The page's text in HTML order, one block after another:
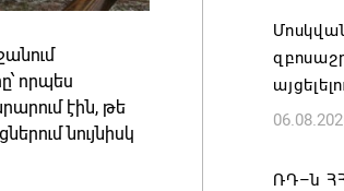
որպես
էին, թե
նույնիսկ
ՌԴ–ն